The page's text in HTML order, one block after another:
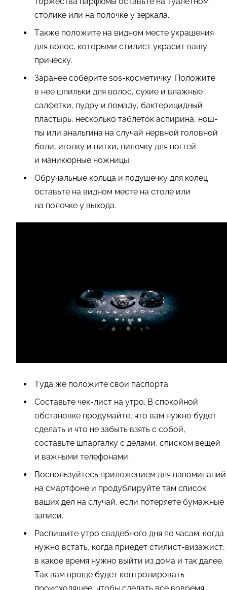
столике или на полочке у зеркала.
Также положите на видном месте украшения
для волос, которыми стилист украсит вашу
прическу.
Заранее соберите sos-косметичку. Положите
в нее шпильки для волос, сухие и влажные
салфетки, пудру и помаду, бактерицидный
пластырь, несколько таблеток аспирина, нош-
пы или анальгина на случай нервной головной
боли, иголку и нитки, пилочку для ногтей
и маникюрные ножницы.
Обручальные кольца и подушечку для колец
оставьте на видном месте на столе или
на полочке у выхода.
Туда же положите свои паспорта.
Составьте чек-лист на утро. В спокойной
обстановке продумайте, что вам нужно будет
сделать и что не забыть взять с собой,
составьте шпаргалку с делами, списком вещей
и важными телефонами.
Воспользуйтесь приложением для напоминаний
на смартфоне и продублируйте там список
ваших дел на случай, если потеряете бумажные
записи.
Распишите утро свадебного дня по часам: когда
нужно встать, когда приедет стилист-визажист,
в какое время нужно выйти из дома и так далее.
Так вам проще будет контролировать